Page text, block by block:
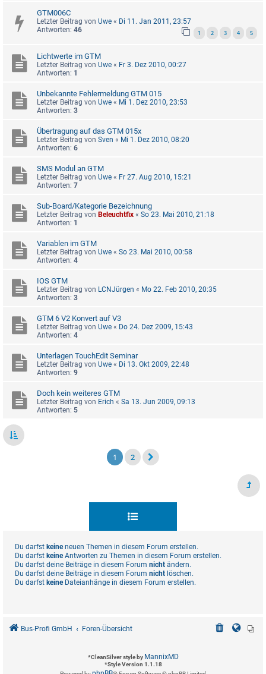
GTM006C
Letzter Beitrag von Uwe « Di 11. Jan 2011, 23:57
Antworten: 46 1 2 3 4 5
Lichtwerte im GTM
Letzter Beitrag von Uwe « Fr 3. Dez 2010, 00:27
Antworten: 1
Unbekannte Fehlermeldung GTM 015
Letzter Beitrag von Uwe « Mi 1. Dez 2010, 23:53
Antworten: 3
Übertragung auf das GTM 015x
Letzter Beitrag von Sven « Mi 1. Dez 2010, 08:20
Antworten: 6
SMS Modul an GTM
Letzter Beitrag von Uwe « Fr 27. Aug 2010, 15:21
Antworten: 7
Sub-Board/Kategorie Bezeichnung
Letzter Beitrag von Beleuchtfix « So 23. Mai 2010, 21:18
Antworten: 1
Variablen im GTM
Letzter Beitrag von Uwe « So 23. Mai 2010, 00:58
Antworten: 4
IOS GTM
Letzter Beitrag von LCNJürgen « Mo 22. Feb 2010, 20:35
Antworten: 3
GTM 6 V2 Konvert auf V3
Letzter Beitrag von Uwe « Do 24. Dez 2009, 15:43
Antworten: 4
Unterlagen TouchEdit Seminar
Letzter Beitrag von Uwe « Di 13. Okt 2009, 22:48
Antworten: 9
Doch kein weiteres GTM
Letzter Beitrag von Erich « Sa 13. Jun 2009, 09:13
Antworten: 5
1 2
Du darfst keineneuen Themen in diesem Forum erstellen.
Du darfst keineAntworten zu Themen in diesem Forum erstellen.
Du darfst deine Beiträge in diesem Forum nicht ändern.
Du darfst deine Beiträge in diesem Forum nicht löschen.
Du darfst keineDateianhänge in diesem Forum erstellen.
Bus-Profi GmbH Foren-Übersicht
*CleanSilver style by MannixMD
*Style Version 1.1.18